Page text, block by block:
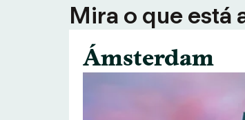
Mira o que está
Ámsterdam